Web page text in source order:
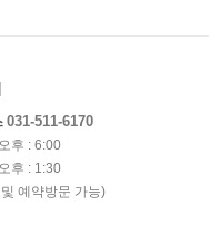
031-511-6170
후 : 6:00
후 : 1:30
예약방문 가능)